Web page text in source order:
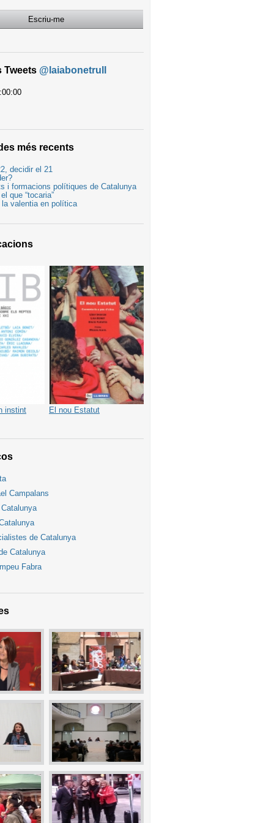
Escriu-me
Tweets @laiabonetrull
més recents
decidir el 21
i formacions polítiques de Catalunya
que “tocaria”
valentia en política
instint El nou Estatut
Campalans
de Catalunya
Catalunya
Fabra